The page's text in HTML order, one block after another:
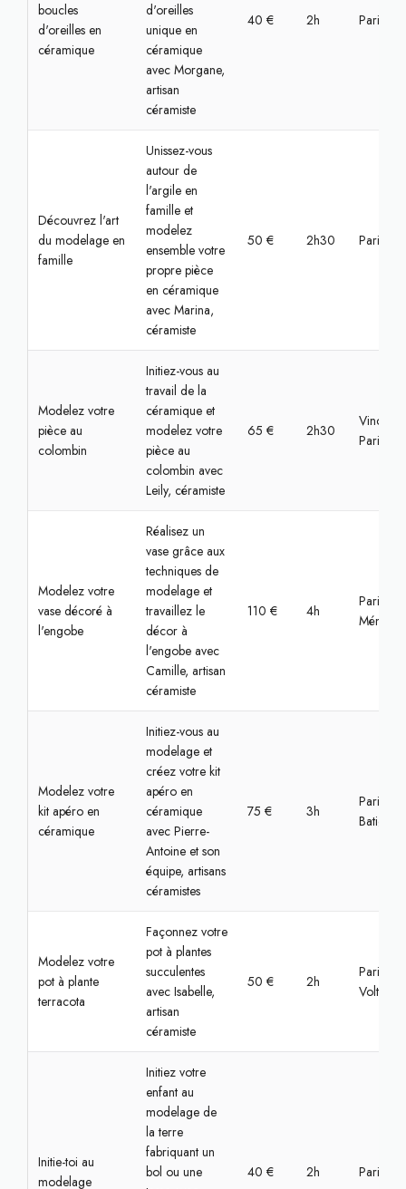
boucles
d'oreilles en
céramique
d'oreilles
unique en
céramique
avec Morgane,
artisan
céramiste
40 € 2h Paris,
Découvrez l'art
du modelage en
famille
Unissez-vous
autour de
l'argile en
famille et
modelez
ensemble votre
propre pièce
en céramique
avec Marina,
céramiste
50 € 2h30 Paris,
Modelez votre
pièce au
colombin
Initiez-vous au
travail de la
céramique et
modelez votre
pièce au
colombin avec
Leily, céramiste
65 € 2h30
Paris
Modelez votre
vase décoré à
l'engobe
Réalisez un
vase grâce aux
techniques de
modelage et
travaillez le
décor à
l'engobe avec
Camille, artisan
céramiste
110 € 4h
Paris,
Modelez votre
kit apéro en
céramique
Initiez-vous au
modelage et
créez votre kit
apéro en
céramique
avec Pierre-
Antoine et son
équipe, artisans
céramistes
75 € 3h
Paris,
Modelez votre
pot à plante
terracota
Façonnez votre
pot à plantes
succulentes
avec Isabelle,
artisan
céramiste
50 € 2h
Paris,
Voltaire
Initie-toi au
modelage
Initiez votre
enfant au
modelage de
la terre
fabriquant un
bol ou une
40 € 2h Paris,